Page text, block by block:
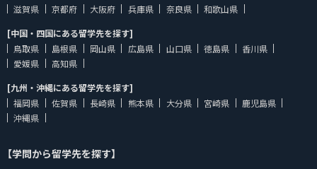
滋賀県
京都府 大阪府 兵庫県 奈良県
和歌山県
[中国・四国にある留学先を探す]
鳥取県
島根県 岡山県 広島県 山口県 徳島県
香川県
愛媛県
高知県
[九州・沖縄にある留学先を探す]
福岡県
佐賀県 長崎県 熊本県 大分県 宮崎県
鹿児島県
沖縄県
【学問から留学先を探す】